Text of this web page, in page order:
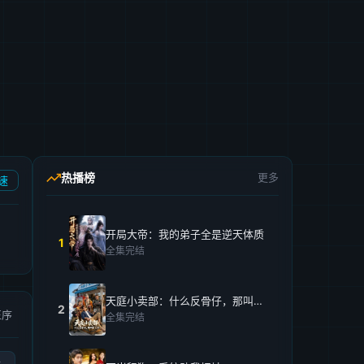
热播榜 更多
1
开局大帝：我的弟子全是逆天体质
全集完结
2
天庭小卖部：什么反骨仔，那叫打工仔！
全集完结